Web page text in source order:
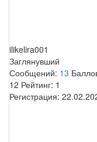
ilikelira001
Заглянувший
Сообщений: 13
12 Рейтинг: 1
Регистрация: